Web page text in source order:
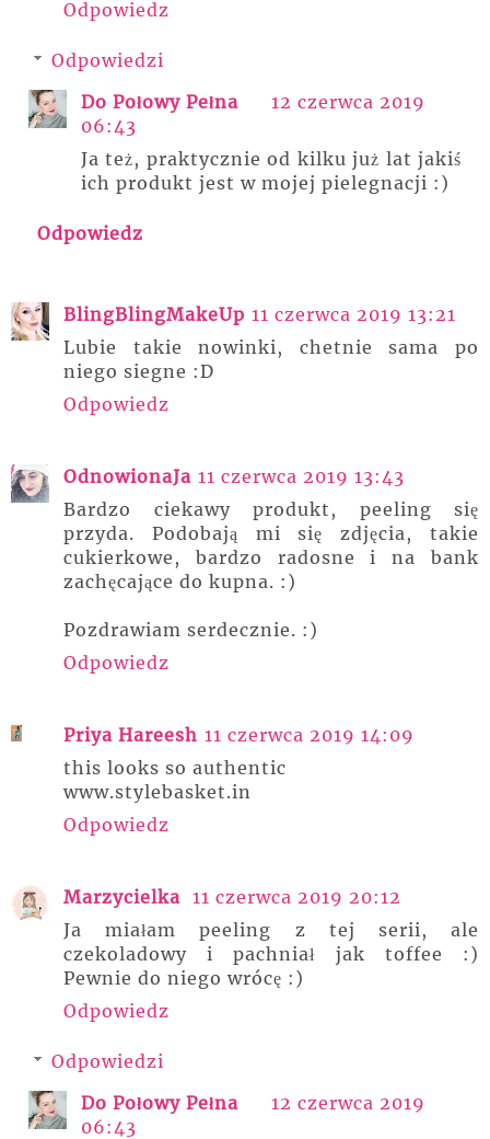
Odpowiedz
Odpowiedzi
Do Połowy Pełna
12 czerwca 2019
06:43
Ja też, praktycznie od kilku już lat jakiś
ich produkt jest w mojej pielegnacji :)
Odpowiedz
BlingBlingMakeUp 11 czerwca 2019 13:21
Lubie takie nowinki, chetnie sama po
niego siegne :D
Odpowiedz
OdnowionaJa 11 czerwca 2019 13:43
Bardzo ciekawy produkt, peeling się
przyda. Podobają mi się zdjęcia, takie
cukierkowe, bardzo radosne i na bank
zachęcające do kupna. :)
Pozdrawiam serdecznie. :)
Odpowiedz
Priya Hareesh 11 czerwca 2019 14:09
this looks so authentic
www.stylebasket.in
Odpowiedz
Marzycielka 11 czerwca 2019 20:12
Ja miałam peeling z tej serii, ale
czekoladowy i pachniał jak toffee :)
Pewnie do niego wrócę :)
Odpowiedz
Odpowiedzi
Do Połowy Pełna
12 czerwca 2019
06:43